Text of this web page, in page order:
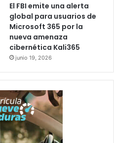
El FBI emite una alerta
global para usuarios de
Microsoft 365 por la
nueva amenaza
cibernética Kali365
junio 19, 2026